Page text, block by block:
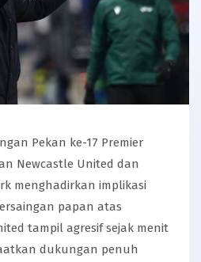
Pekan ke-17 Premier
Newcastle United dan
menghadirkan implikasi
papan atas
tampil agresif sejak menit
dukungan penuh